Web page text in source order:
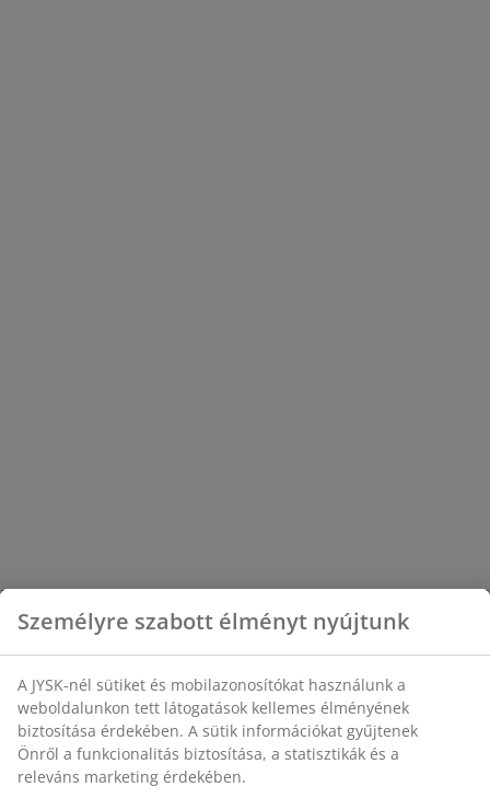
Személyre szabott élményt nyújtunk
A JYSK-nél sütiket és mobilazonosítókat használunk a
weboldalunkon tett látogatások kellemes élményének
biztosítása érdekében. A sütik információkat gyűjtenek
Önről a funkcionalitás biztosítása, a statisztikák és a
releváns marketing érdekében.